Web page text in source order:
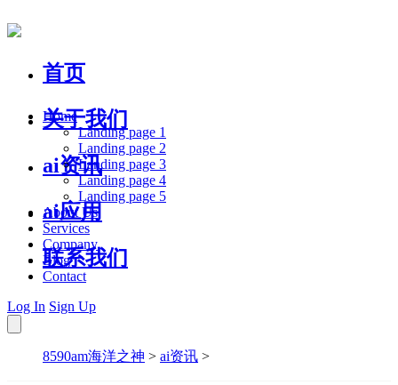
首页
关于我们
ai资讯
ai应用
联系我们
Home
Landing page 1
Landing page 2
Landing page 3
Landing page 4
Landing page 5
About Us
Services
Company
Blog
Contact
Log In Sign Up
8590am海洋之神 > ai资讯 >